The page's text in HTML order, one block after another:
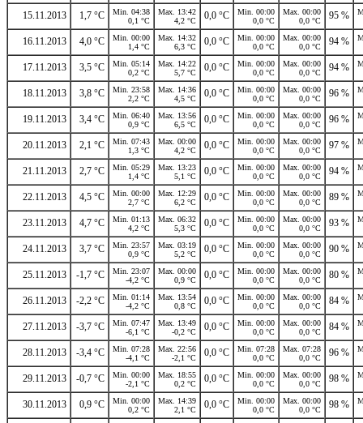
15.11.2013 1,7 °C
Min. 04:38
0,1 °C
Max. 13:42
4,2 °C
0,0 °C
Min. 00:00
0,0 °C
Max. 00:00
0,0 °C
95 %
16.11.2013 4,0 °C
Min. 00:00
1,4 °C
Max. 14:32
6,3 °C
0,0 °C
Min. 00:00
0,0 °C
Max. 00:00
0,0 °C
94 %
17.11.2013 3,5 °C
Min. 05:14
0,2 °C
Max. 14:22
5,7 °C
0,0 °C
Min. 00:00
0,0 °C
Max. 00:00
0,0 °C
94 %
18.11.2013 3,8 °C
Min. 23:58
2,2 °C
Max. 14:36
4,5 °C
0,0 °C
Min. 00:00
0,0 °C
Max. 00:00
0,0 °C
96 %
19.11.2013 3,4 °C
Min. 06:40
0,9 °C
Max. 13:56
6,5 °C
0,0 °C
Min. 00:00
0,0 °C
Max. 00:00
0,0 °C
96 %
20.11.2013 2,1 °C
Min. 07:43
1,3 °C
Max. 00:00
4,2 °C
0,0 °C
Min. 00:00
0,0 °C
Max. 00:00
0,0 °C
97 %
21.11.2013 2,7 °C
Min. 05:29
1,4 °C
Max. 13:23
5,1 °C
0,0 °C
Min. 00:00
0,0 °C
Max. 00:00
0,0 °C
94 %
22.11.2013 4,5 °C
Min. 00:00
2,7 °C
Max. 12:29
6,2 °C
0,0 °C
Min. 00:00
0,0 °C
Max. 00:00
0,0 °C
89 %
23.11.2013 4,7 °C
Min. 01:13
4,2 °C
Max. 06:32
5,3 °C
0,0 °C
Min. 00:00
0,0 °C
Max. 00:00
0,0 °C
93 %
24.11.2013 3,7 °C
Min. 23:57
0,9 °C
Max. 03:19
5,2 °C
0,0 °C
Min. 00:00
0,0 °C
Max. 00:00
0,0 °C
90 %
25.11.2013 -1,7 °C
Min. 23:07
-4,2 °C
Max. 00:00
0,9 °C
0,0 °C
Min. 00:00
0,0 °C
Max. 00:00
0,0 °C
80 %
26.11.2013 -2,2 °C
Min. 01:14
-4,2 °C
Max. 13:54
0,8 °C
0,0 °C
Min. 00:00
0,0 °C
Max. 00:00
0,0 °C
84 %
27.11.2013 -3,7 °C
Min. 07:47
-6,1 °C
Max. 13:49
-0,2 °C
0,0 °C
Min. 00:00
0,0 °C
Max. 00:00
0,0 °C
84 %
28.11.2013 -3,4 °C
Min. 07:28
-4,1 °C
Max. 22:56
-2,1 °C
0,0 °C
Min. 07:28
0,0 °C
Max. 07:28
0,0 °C
96 %
29.11.2013 -0,7 °C
Min. 00:00
-2,1 °C
Max. 18:55
0,2 °C
0,0 °C
Min. 00:00
0,0 °C
Max. 00:00
0,0 °C
98 %
30.11.2013 0,9 °C
Min. 00:00
0,2 °C
Max. 14:39
2,1 °C
0,0 °C
Min. 00:00
0,0 °C
Max. 00:00
0,0 °C
98 %